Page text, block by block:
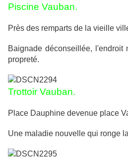
Piscine Vauban.
Près des remparts de la vieille
Baignade déconseillée,
propreté.
Trottoir Vauban.
Place Dauphine devenue place
Une maladie nouvelle qui ronge